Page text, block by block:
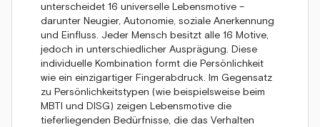
unterscheidet 16 universelle Lebensmotive –
darunter Neugier, Autonomie, soziale Anerkennung
und Einfluss. Jeder Mensch besitzt alle 16 Motive,
jedoch in unterschiedlicher Ausprägung. Diese
individuelle Kombination formt die Persönlichkeit
wie ein einzigartiger Fingerabdruck. Im Gegensatz
zu Persönlichkeitstypen (wie beispielsweise beim
MBTI und DISG) zeigen Lebensmotive die
tieferliegenden Bedürfnisse, die das Verhalten